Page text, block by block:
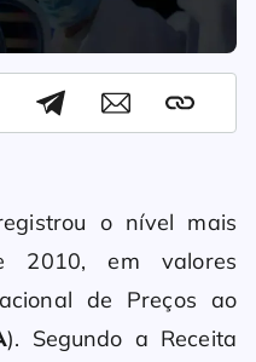
o nível mais
2010, em valores
de Preços ao
). Segundo a Receita